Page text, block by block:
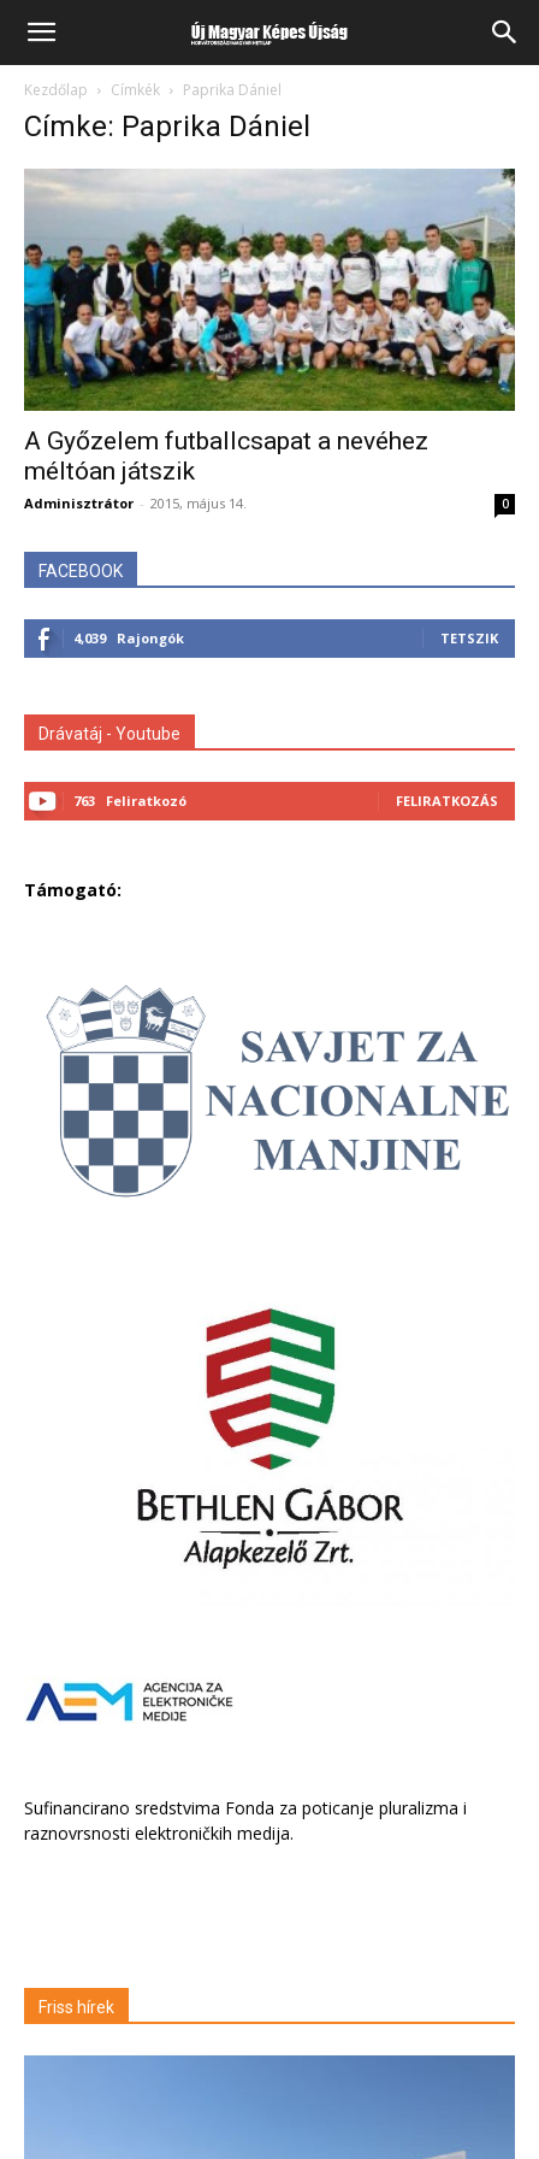
Kezdőlap Címkék Paprika Dániel
Címke: Paprika Dániel
A Győzelem futballcsapat a nevéhez
méltóan játszik
Adminisztrátor - 2015, május 14. 0
FACEBOOK
4,039 Rajongók TETSZIK
Drávatáj - Youtube
763 Feliratkozó FELIRATKOZÁS
Támogató:
Sufinancirano sredstvima Fonda za poticanje pluralizma i
raznovrsnosti elektroničkih medija.
Friss hírek